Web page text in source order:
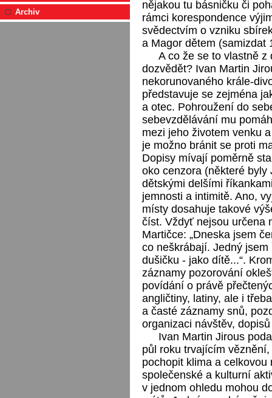
Archiv
nějakou tu básničku či
rámci korespondence
svědectvím o vzniku
a Magor dětem (samizdat
A co že se to vlastně z
dozvědět? Ivan Martin
nekorunovaného krále-
představuje se zejména
a otec. Pohroužení do
sebevzdělávání mu
mezi jeho životem venku
je možno bránit se proti
Dopisy mívají poměrně
oko cenzora (některé byly
dětskými delšími
jemnosti a intimitě. Ano,
místy dosahuje takové
číst. Vždyť nejsou určena
Martičce: „Dneska jsem
co neškrábají. Jedný
dušičku - jako dítě...“.
záznamy pozorování
povídání o právě
angličtiny, latiny, ale i
a časté záznamy snů,
organizaci návštěv,
Ivan Martin Jirous
půl roku trvajícím
pochopit klima a
společenské a kulturní
v jednom ohledu mohou